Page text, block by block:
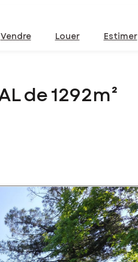
Vendre Louer Estimer
de 1292m²